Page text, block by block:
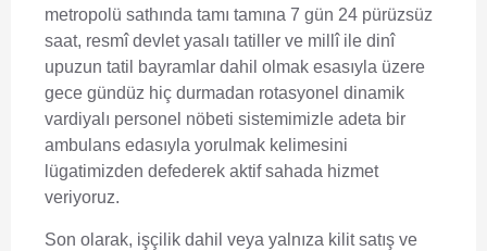
metropolü sathında tamı tamına 7 gün 24 pürüzsüz
saat, resmî devlet yasalı tatiller ve millî ile dinî
upuzun tatil bayramlar dahil olmak esasıyla üzere
gece gündüz hiç durmadan rotasyonel dinamik
vardiyalı personel nöbeti sistemimizle adeta bir
ambulans edasıyla yorulmak kelimesini
lügatimizden defederek aktif sahada hizmet
veriyoruz.
Son olarak, işçilik dahil veya yalnıza kilit satış ve